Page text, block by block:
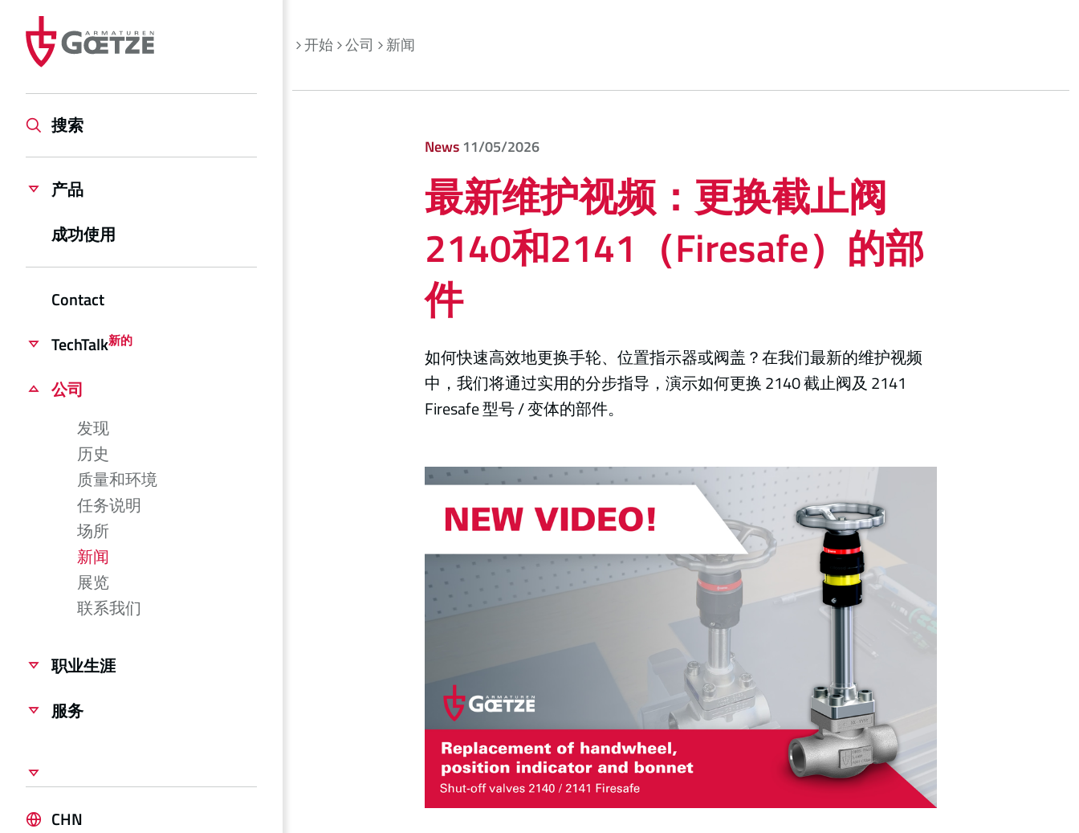
产品
成功使用
Contact
TechTalk新的
公司
发现
历史
质量和环境
任务说明
场所
新闻
展览
联系我们
职业生涯
服务
搜索
CHN
开始 公司 新闻
News11/05/2026
最新维护视频：更换截止阀
2140和2141（Firesafe）的部
件
如何快速高效地更换手轮、位置指示器或阀盖？在我们最新的维护视频
中，我们将通过实用的分步指导，演示如何更换 2140 截止阀及 2141
Firesafe 型号 / 变体的部件。